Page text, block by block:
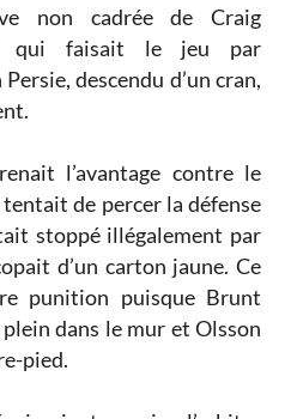
non cadrée de Craig
qui faisait le jeu par
descendu d’un cran,
l’avantage contre le
de percer la défense
stoppé illégalement par
d’un carton jaune. Ce
punition puisque Brunt
dans le mur et Olsson
pied.